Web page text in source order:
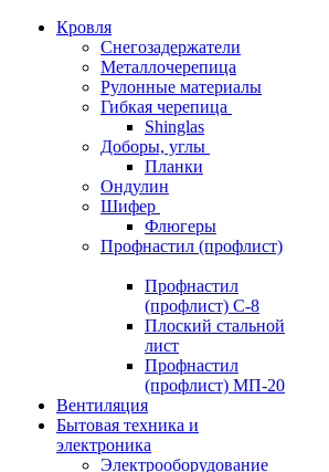
Кровля
Снегозадержатели
Металлочерепица
Рулонные материалы
Гибкая черепица
Shinglas
Доборы, углы
Планки
Ондулин
Шифер
Флюгеры
Профнастил (профлист)
Профнастил
(профлист) С-8
Плоский стальной
лист
Профнастил
(профлист) МП-20
Вентиляция
Бытовая техника и
электроника
Электрооборудование